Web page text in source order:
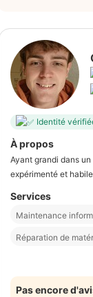
Identité
À propos
Ayant grandi dans
expérimenté et
Services
Maintenance
Réparation de
Pas encore